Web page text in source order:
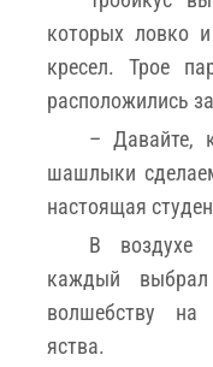
которых ловко
кресел. Трое
расположились
– Давайте,
шашлыки
настоящая
В воздухе
каждый
волшебству на
яства.